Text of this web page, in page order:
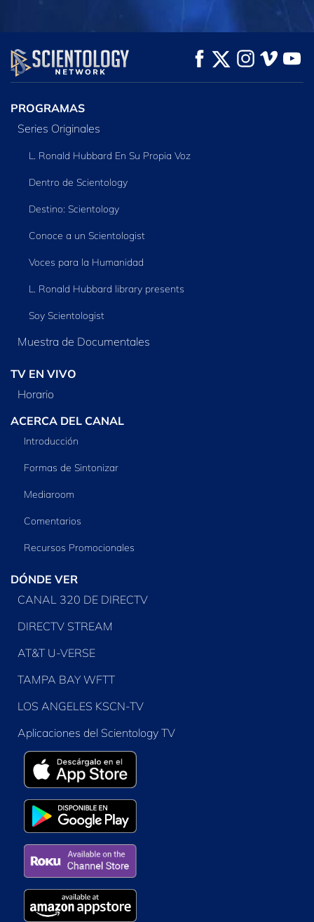
PROGRAMAS
Series Originales
L. Ronald Hubbard En Su Propia Voz
Dentro de Scientology
Destino: Scientology
Conoce a un Scientologist
Voces para la Humanidad
L. Ronald Hubbard library presents
Soy Scientologist
Muestra de Documentales
TV EN VIVO
Horario
ACERCA DEL CANAL
Introducción
Formas de Sintonizar
Mediaroom
Comentarios
Recursos Promocionales
DÓNDE VER
CANAL 320 DE DIRECTV
DIRECTV STREAM
AT&T U-VERSE
TAMPA BAY WFTT
LOS ANGELES KSCN-TV
Aplicaciones del Scientology TV